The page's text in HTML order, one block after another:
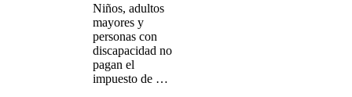
Niños, adultos
mayores y
personas con
discapacidad no
pagan el
impuesto de …